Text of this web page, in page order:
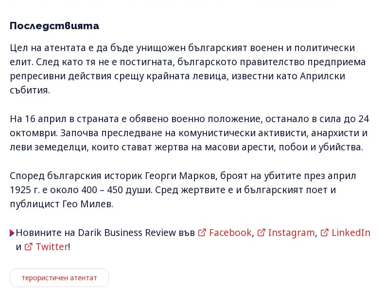
Последствията
Цел на атентата е да бъде унищожен българският военен и политически
елит. След като тя не е постигната, българското правителство предприема
репресивни действия срещу крайната левица, известни като Априлски
събития.
На 16 април в страната е обявено военно положение, останало в сила до 24
октомври. Започва преследване на комунистически активисти, анархисти и
леви земеделци, които стават жертва на масови арести, побои и убийства.
Според българския историк Георги Марков, броят на убитите през април
1925 г. е около 400 – 450 души. Сред жертвите е и българският поет и
публицист Гео Милев.
Новините на Darik Business Review във Facebook, Instagram,
LinkedIn
и
Twitter!
терористичен атентат